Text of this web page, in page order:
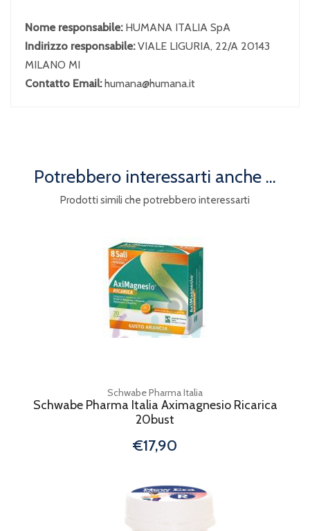
Nome responsabile: HUMANA ITALIA SpA
Indirizzo responsabile:VIALE LIGURIA, 22/A 20143
MILANO MI
Contatto Email:humana@humana.it
Potrebbero interessarti anche ...
Prodotti simili che potrebbero interessarti
Schwabe Pharma Italia
Schwabe Pharma Italia Aximagnesio Ricarica
20bust
€17,90